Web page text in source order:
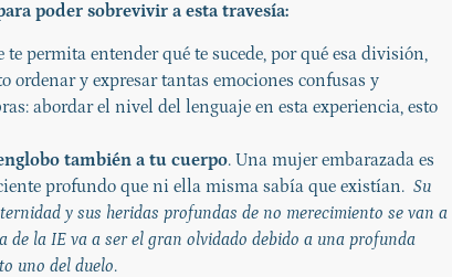
poder sobrevivir a esta travesía:
te permita entender qué te sucede, por qué esa división,
ordenar y expresar tantas emociones confusas y
abordar el nivel del lenguaje en esta experiencia, esto
también a tu cuerpo. Una mujer embarazada es
profundo que ni ella misma sabía que existían. Su
y sus heridas profundas de no merecimiento se van a
de la IE va a ser el gran olvidado debido a una profunda
uno del duelo.